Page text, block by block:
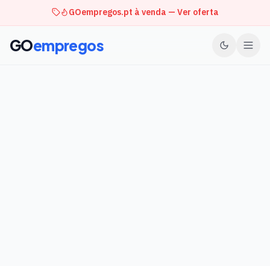
GOempregos.pt à venda — Ver oferta
GOempregos